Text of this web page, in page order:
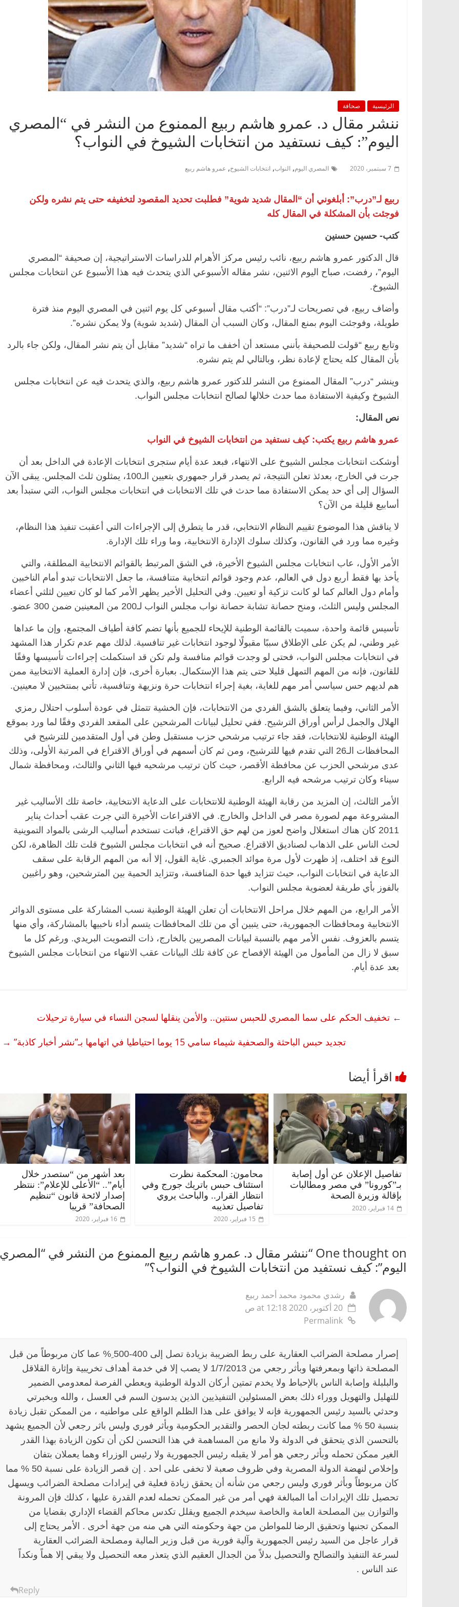
الرئيسية صحافة
ننشر مقال د. عمرو هاشم ربيع الممنوع من النشر في “المصري
اليوم”: كيف نستفيد من انتخابات الشيوخ في النواب؟
7 سبتمبر، 2020 المصري اليوم, النواب, انتخابات الشيوخ, عمرو هاشم ربيع
ربيع لـ”درب”: أبلغوني أن “المقال شديد شوية” فطلبت تحديد المقصود لتخفيفه حتى يتم نشره ولكن
فوجئت بأن المشكلة في المقال كله
كتب- حسين حسنين
قال الدكتور عمرو هاشم ربيع، نائب رئيس مركز الأهرام للدراسات الاستراتيجية، إن صحيفة “المصري
اليوم”، رفضت، صباح اليوم الاثنين، نشر مقاله الأسبوعي الذي يتحدث فيه هذا الأسبوع عن انتخابات مجلس
الشيوخ.
وأضاف ربيع، في تصريحات لـ”درب”: “أكتب مقال أسبوعي كل يوم اثنين في المصري اليوم منذ فترة
طويلة، وفوجئت اليوم بمنع المقال، وكان السبب أن المقال (شديد شوية) ولا يمكن نشره”.
وتابع ربيع “قولت للصحيفة بأنني مستعد أن أخفف ما تراه “شديد” مقابل أن يتم نشر المقال، ولكن جاء بالرد
بأن المقال كله يحتاج لإعادة نظر، وبالتالي لم يتم نشره.
وينشر “درب” المقال الممنوع من النشر للدكتور عمرو هاشم ربيع، والذي يتحدث فيه عن انتخابات مجلس
الشيوخ وكيفية الاستفادة مما حدث خلالها لصالح انتخابات مجلس النواب.
نص المقال:
عمرو هاشم ربيع يكتب: كيف نستفيد من انتخابات الشيوخ في النواب
أوشكت انتخابات مجلس الشيوخ على الانتهاء، فبعد عدة أيام ستجرى انتخابات الإعادة في الداخل بعد أن
جرت في الخارج، بعدئذ تعلن النتيجة، ثم يصدر قرار جمهوري بتعيين الـ100، يمثلون ثلث المجلس. يبقى الآن
السؤال إلى أي حد يمكن الاستفادة مما حدث في تلك الانتخابات في انتخابات مجلس النواب، التي ستبدأ بعد
أسابيع قليلة من الآن؟
لا يناقش هذا الموضوع تقييم النظام الانتخابي، قدر ما يتطرق إلى الإجراءات التي أعقبت تنفيذ هذا النظام،
وغيره مما ورد في القانون، وكذلك سلوك الإدارة الانتخابية، وما وراء تلك الإدارة.
الأمر الأول، عاب انتخابات مجلس الشيوخ الأخيرة، في الشق المرتبط بالقوائم الانتخابية المطلقة، والتي
يأخذ بها فقط أربع دول في العالم، عدم وجود قوائم انتخابية متنافسة، ما جعل الانتخابات تبدو أمام الناخبين
وأمام دول العالم كما لو كانت تزكية أو تعيين. وفي التحليل الأخير يظهر الأمر كما لو كان تعيين لثلثي أعضاء
المجلس وليس الثلث، ومنح حصانة تشابة حصانة نواب مجلس النواب لـ200 من المعينين ضمن 300 عضو.
تأسيس قائمة واحدة، سميت بالقائمة الوطنية للإيحاء للجميع بأنها تضم كافة أطياف المجتمع، وإن ما عداها
غير وطني، لم يكن على الإطلاق سببًا مقبولًا لوجود انتخابات غير تنافسية. لذلك مهم عدم تكرار هذا المشهد
في انتخابات مجلس النواب، فحتى لو وجدت قوائم منافسة ولم تكن قد استكملت إجراءات تأسيسها وفقًا
للقانون، فإنه من المهم التمهل قليلا حتى يتم هذا الإستكمال. بعبارة أخرى، فإن إدارة العملية الانتخابية ممن
هم لديهم حس سياسي أمر مهم للغاية، بغية إجراء انتخابات حرة ونزيهة وتنافسية، تأتي بمنتخبين لا معينين.
الأمر الثاني، وفيما يتعلق بالشق الفردي من الانتخابات، فإن الخشية تتمثل في عودة أسلوب احتلال رمزي
الهلال والجمل لرأس أوراق الترشيح. ففي تحليل لبيانات المرشحين على المقعد الفردي وفقًا لما ورد بموقع
الهيئة الوطنية للانتخابات، فقد جاء ترتيب مرشحي حزب مستقبل وطن في أول المتقدمين للترشيح في
المحافظات الـ26 التي تقدم فيها للترشيح، ومن ثم كان أسمهم في أوراق الاقتراع في المرتبة الأولى، وذلك
عدى مرشحي الحزب عن محافظة الأقصر، حيث كان ترتيب مرشحيه فيها الثاني والثالث، ومحافظة شمال
سيناء وكان ترتيب مرشحه فيه الرابع.
الأمر الثالث، إن المزيد من رقابة الهيئة الوطنية للانتخابات على الدعاية الانتخابية، خاصة تلك الأساليب غير
المشروعة مهم لصورة مصر في الداخل والخارج. في الاقتراعات الأخيرة التي جرت عقب أحداث يناير
2011 كان هناك استغلال واضح لعوز من لهم حق الاقتراع، فباتت تستخدم أساليب الرشى بالمواد التموينية
لحث الناس على الذهاب لصناديق الاقتراع. صحيح أنه في انتخابات مجلس الشيوخ قلت تلك الظاهرة، لكن
النوع قد اختلف، إذ ظهرت لأول مرة موائد الجمبري. غاية القول، إلا أنه من المهم الرقابة على سقف
الدعاية في انتخابات النواب، حيث تتزايد فيها حدة المنافسة، وتتزايد الحمية بين المترشحين، وهو راغبين
بالفوز بأي طريقة لعضوية مجلس النواب.
الأمر الرابع، من المهم خلال مراحل الانتخابات أن تعلن الهيئة الوطنية نسب المشاركة على مستوى الدوائر
الانتخابية ومحافظات الجمهورية، حتى يتبين أي من تلك المحافظات يتسم أداء ناخبيها بالمشاركة، وأي منها
يتسم بالعزوف. نفس الأمر مهم بالنسبة لبيانات المصريين بالخارج، ذات التصويت البريدي. ورغم كل ما
سبق لا زال من المأمول من الهيئة الإفصاح عن كافة تلك البيانات عقب الانتهاء من انتخابات مجلس الشيوخ
بعد عدة أيام.
← تخفيف الحكم على سما المصري للحبس سنتين.. والأمن ينقلها لسجن النساء في سيارة ترحيلات
تجديد حبس الباحثة والصحفية شيماء سامي 15 يوما احتياطيا في اتهامها بـ”نشر أخبار كاذبة”
→
تفاصيل الإعلان عن أول إصابة
بـ”كورونا” في مصر ومطالبات
بإقالة وزيرة الصحة
14 فبراير، 2020
محامون: المحكمة نظرت
استئناف حبس باتريك جورج وفي
انتظار القرار.. والباحث يروي
تفاصيل تعذيبه
15 فبراير، 2020
بعد أشهر من “ستصدر خلال
أيام”.. “الأعلى للإعلام”: ننتظر
إصدار لائحة قانون “تنظيم
الصحافة” قريبا
16 فبراير، 2020
One thought on “ ننشر مقال د. عمرو هاشم ربيع الممنوع من النشر في “المصري
اليوم”: كيف نستفيد من انتخابات الشيوخ في النواب؟”
رشدي محمود محمد أحمد ربيع
20 أكتوبر، 2020 at 12:18 ص
Permalink
إصرار مصلحة الضرائب العقارية على ربط الضريبة بزيادة تصل إلى 400-500 ِ% عما كان مربوطاً من قبل
المصلحة ذاتها وبمعرفتها وبأثر رجعي من 1/7/2013 لا يصب إلا في خدمة أهداف تخريبية وإثارة القلاقل
والبلبلة وإصابة الناس بالإحباط ولا يخدم تمتين أركان الدولة الوطنية ويعطي الفرصة لمعدومي الضمير
للتهليل والتهويل ووراء ذلك بعض المسئولين التنفيذيين الذين يدسون السم في العسل ، والله وبخبرتي
وحدثي بالسيد رئيس الجمهورية فإنه لا يوافق على هذا الظلم الواقع على مواطنيه ، من الممكن تقبل زيادة
بنسبة 50 % مما كانت ربطته لجان الحصر والتقدير الحكومية وبأثر فوري وليس باثر رجعي لأن الجميع يشهد
بالتحسن الذي يتحقق في الدولة ولا مانع من المساهمة في هذا التحسن لكن أن تكون الزيادة بهذا القدر
الغير ممكن تحمله وبأثر رجعي هو أمر لا يقبله رئيس الجمهورية ولا رئيس الوزراء وهما يعملان بتفان
وإخلاص لنهضة الدولة المصرية وفي ظروف صعبة لا تخفى على احد . إن قصر الزيادة على نسبة 50 % مما
كان مربوطاً وبأثر فوري وليس رجعي من شأنه أن يحقق زيادة فعلية في إيرادات مصلحة الضرائب ويسهل
تحصيل تلك الإيرادات أما المبالغة فهي أمر من غير الممكن تحمله لعدم القدرة عليها ، كذلك فإن المرونة
والتوازن بين المصلحة العامة والخاصة سيخدم الجميع ويقلل تكدس محاكم القضاء الإداري بقضايا من
الممكن تجنبها وتحقيق الرضا للمواطن من جهة وحكومته التي هي منه من جهة أخرى . الأمر يحتاج إلى
قرار عاجل من السيد رئيس الجمهورية وآلية فورية من قبل وزير المالية ومصلحة الضرائب العقارية
لسرعة التنفيذ والتصالح والتحصيل بدلاً من الجدال العقيم الذي يتعذر معه التحصيل ولا يبقي إلا هماً ونكداً
عند الناس .
Reply
الرئيسية مصر ناس وناس
مقعد شاغر على مائدة الإفطار.. يحيى
حسين عبدالهادي فارس مقاومة
الخصخصة الذي دافع عن المال العام
(بروفايل)
21 فبراير، 2026
الرئيسية ناس وناس
في ذكرى رحيله.. د. نور فرحات فقيه
قانوني دافع عن قضايا الوطن وانحاز
للحرية (بروفايل)
26 يناير، 2026
ناس وناس
د. عبدالخالق فاروق.. خبير اقتصادي
يحتفل بذكرى ميلاده وحيداً على أبواب